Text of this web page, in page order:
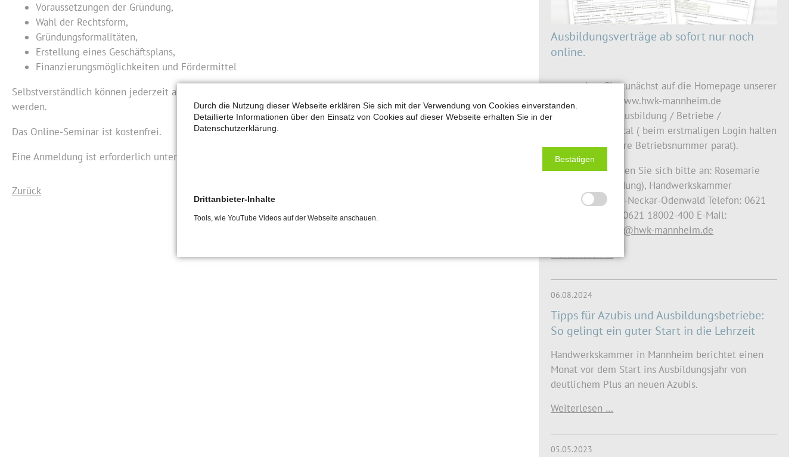
Voraussetzungen der Gründung,
Wahl der Rechtsform,
Gründungsformalitäten,
Erstellung eines Geschäftsplans,
Finanzierungsmöglichkeiten und Fördermittel
Selbstverständlich können jederzeit auch persönliche online oder telefonische Beratungstermine vereinbart
werden.
Das Online-Seminar ist kostenfrei.
Eine Anmeldung ist erforderlich unter:
Zurück
Ausbildungsverträge ab sofort nur noch
online.
gehen Sie zunächst auf die Homepage unserer
Kammer: www.hwk-mannheim.de
danach in Ausbildung / Betriebe /
Kundenportal ( beim erstmaligen Login halten
Sie bitte Ihre Betriebsnummer parat).
Bei Fragen wenden Sie sich bitte an: Rosemarie
Sauer (Berufsbildung), Handwerkskammer
Mannheim Rhein-Neckar-Odenwald Telefon: 0621
18002-131, Fax: 0621 18002-400 E-Mail:
Rosemarie.Sauer@hwk-mannheim.de
Weiterlesen …
06.08.2024
Tipps für Azubis und Ausbildungsbetriebe:
So gelingt ein guter Start in die Lehrzeit
Handwerkskammer in Mannheim berichtet einen
Monat vor dem Start ins Ausbildungsjahr von
deutlichem Plus an neuen Azubis.
Weiterlesen …
05.05.2023
Durch die Nutzung dieser Webseite erklären Sie sich mit der Verwendung von Cookies einverstanden.
Detaillierte Informationen über den Einsatz von Cookies auf dieser Webseite erhalten Sie in der
Datenschutzerklärung.
Bestätigen
Drittanbieter-Inhalte
Tools, wie YouTube Videos auf der Webseite anschauen.